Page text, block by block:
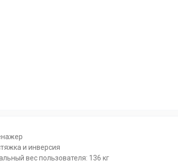
и инверсия
вес пользователя: 136 кг